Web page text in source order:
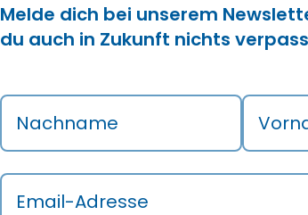
Melde dich bei unserem
du auch in Zukunft nichts
Nachname
Email-Adresse